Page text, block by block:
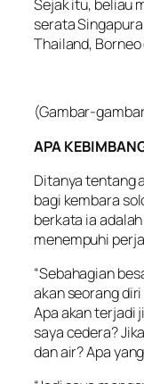
Sejak itu, beliau
serata
Thailand, Borneo
(Gambar-
APA
Ditanya tentang
bagi kembara
berkata ia
menempuhi
“Sebahagian
akan seorang
Apa akan terjadi
saya cedera?
dan air? Apa